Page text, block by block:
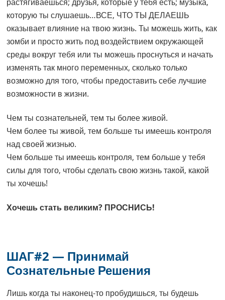
которую ты слушаешь…ВСЕ, ЧТО ТЫ ДЕЛАЕШЬ
оказывает влияние на твою жизнь. Ты можешь жить, как
зомби и просто жить под воздействием окружающей
среды вокруг тебя или ты можешь проснуться и начать
изменять так много переменных, сколько только
возможно для того, чтобы предоставить себе лучшие
возможности в жизни.
Чем ты сознательней, тем ты более живой.
Чем более ты живой, тем больше ты имеешь контроля
над своей жизнью.
Чем больше ты имеешь контроля, тем больше у тебя
силы для того, чтобы сделать свою жизнь такой, какой
ты хочешь!
Хочешь стать великим? ПРОСНИСЬ!
ШАГ#2 — Принимай
Сознательные Решения
Лишь когда ты наконец-то пробудишься, ты будешь